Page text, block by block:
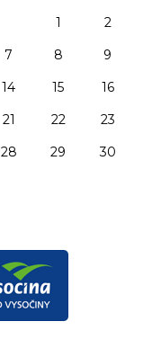
1
2
7 8
9
14 15
16
21 22
23
28 29
30